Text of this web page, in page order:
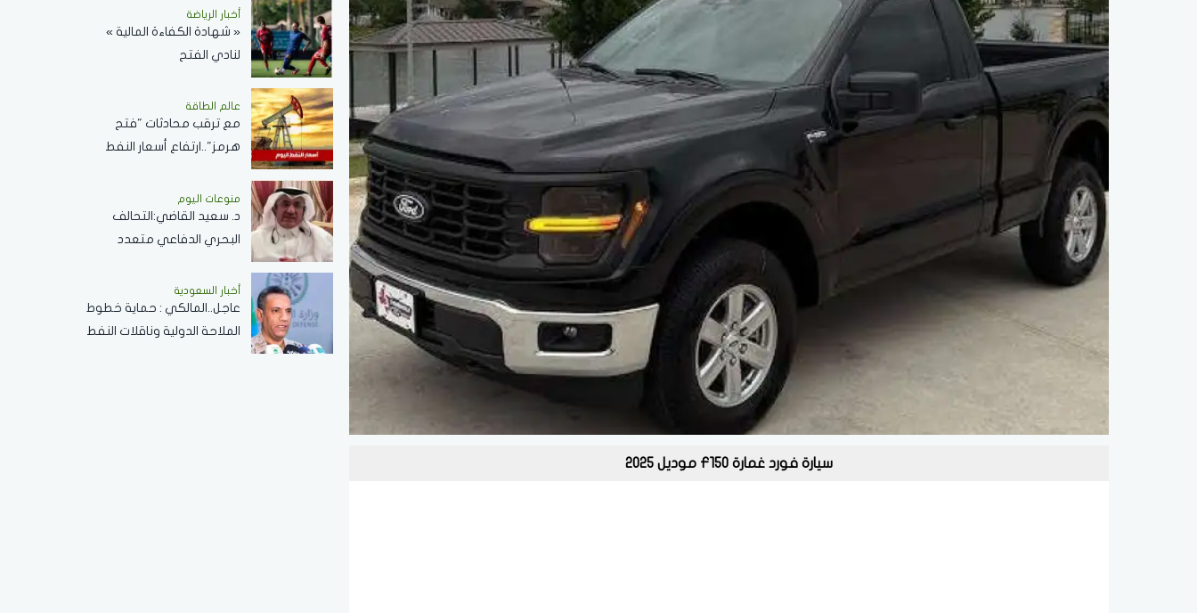
سيارة فورد غمارة F150 موديل 2025
مسابقة الملك عبدالعزيز
الدولية لحفظ القرآن الكريم
أخبار الرياضة
« شهادة الكفاءة المالية »
لنادي الفتح
عالم الطاقة
مع ترقب محادثات "فتح
هرمز"..ارتفاع أسعار النفط
دولارًا للبرميل
منوعات اليوم
د. سعيد القاضي:التحالف
البحري الدفاعي متعدد
وسلام في المضائق المائية
أخبار السعودية
عاجل..المالكي : حماية خطوط
الملاحة الدولية وناقلات النفط